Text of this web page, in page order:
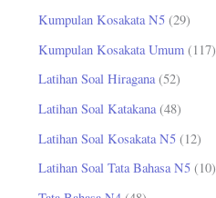
Kumpulan Kosakata N5 (29)
Kumpulan Kosakata Umum (117)
Latihan Soal Hiragana(52)
Latihan Soal Katakana(48)
Latihan Soal Kosakata N5 (12)
Latihan Soal Tata Bahasa N5 (10)